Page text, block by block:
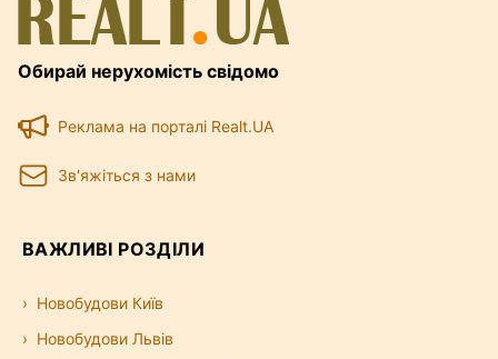
Обирай нерухомість свідомо
Реклама на порталі Realt.UA
Зв'яжіться з нами
ВАЖЛИВІ РОЗДІЛИ
Новобудови Київ
Новобудови Львів